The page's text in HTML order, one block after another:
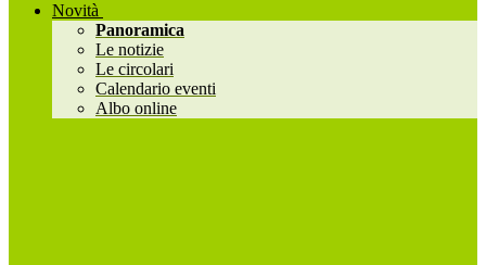
Novità
Panoramica
Le notizie
Le circolari
Calendario eventi
Albo online